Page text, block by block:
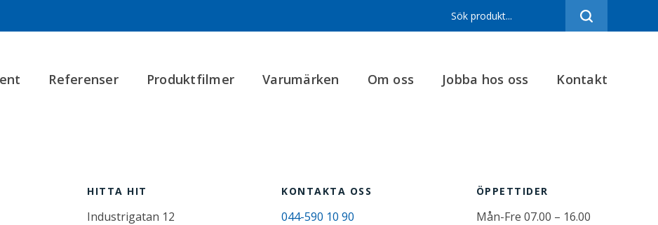
Referenser Produktfilmer Varumärken Om oss Jobba hos oss Kontakt
HITTA HIT
Industrigatan 12
KONTAKTA OSS
044-590 10 90
ÖPPETTIDER
Mån-Fre 07.00 – 16.00
Sortiment
Kontakt